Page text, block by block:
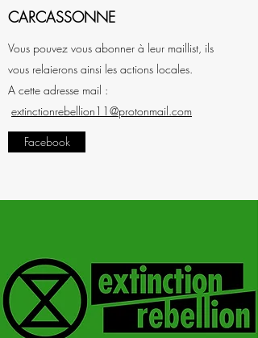
CARCASSONNE
Vous pouvez vous abonner à leur maillist, ils
vous relaierons ainsi les actions locales.
A cette adresse mail :
extinctionrebellion11@protonmail.com
Facebook